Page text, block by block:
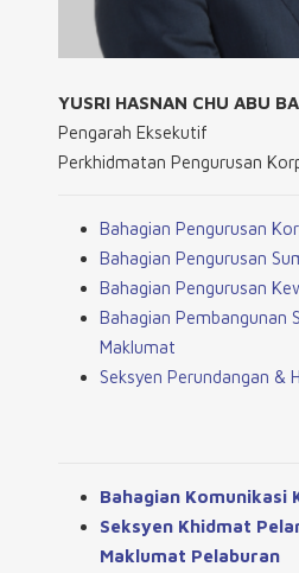
YUSRI HASNAN CHU ABU
Pengarah Eksekutif
Perkhidmatan Pengurusan
Bahagian Pengurusan
Bahagian Pengurusan
Bahagian Pengurusan
Bahagian Pembangunan
Maklumat
Seksyen Perundangan &
Bahagian Komunikasi
Seksyen Khidmat
Maklumat Pelaburan